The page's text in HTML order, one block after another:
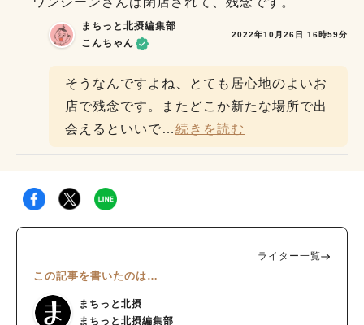
ただけるようにとぷるぷる感をしっかりアピールしてくださいま
した。 出典：リビング北摂Web 一人で1ホールを堪能できる幸
に溶けてなくなる感覚を味わいました。いつも食べている食感と
はまるで違っていて、口の中でとろける絶品チーズケーキです!!
「超・焼きたてチーズケーキ」はカフェでしか味わえない貴重な
ります。それは「超焼きたて玉子焼きサンド」です。こちらもや
感がたまらなくおいしかったです。カフェラテも味わい深く、可
愛いラテアートにも女子心をくすぐられます。このメニューはこ
こでしか味わえないのでぜひ試してみてください。 手土産にも
嬉しい季節商品やパンも充実 こちらのりくろーおじさんの店 彩
まちっと北摂編集部
こんちゃん
2022年10月26日 16時59分
そうなんですよね、とても居心地のよいお
店で残念です。またどこか新たな場所で出
会えるといいで…続きを読む
ライター一覧
この記事を書いたのは…
まちっと北摂
まちっと北摂編集部